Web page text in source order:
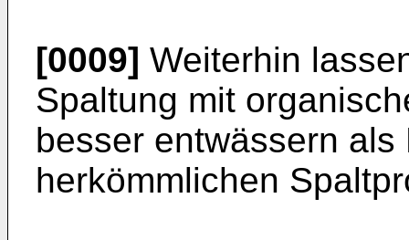
[0009] Weiterhin
Spaltung mit
besser entwässern
herkömmlichen